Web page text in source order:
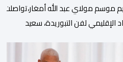
موسم مولاي عبد الله
الإقليمي لفن التبوريدة، سعيد
على مستوى تنوعالمشاركة،